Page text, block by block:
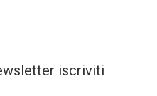
iscriviti